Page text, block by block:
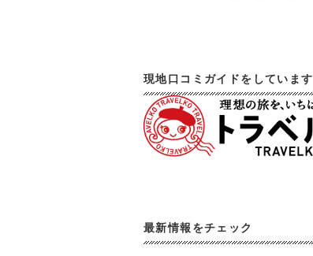
現地口コミガイドをしています
最新情報をチェック